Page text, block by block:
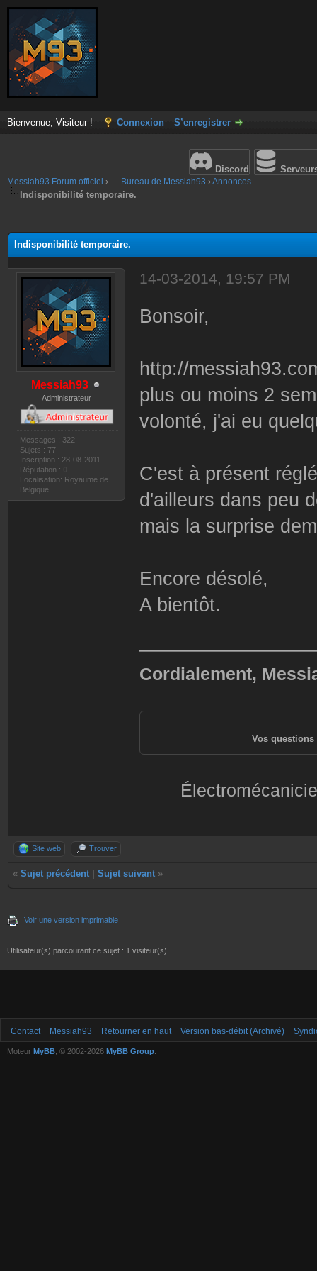
Bienvenue, Visiteur ! Connexion S’enregistrer
Discord
Messiah93 Forum officiel › — Bureau de Messiah93 ›Annonces
Indisponibilité temporaire.
Indisponibilité temporaire.
Messiah93
Administrateur
Messages : 322
Sujets : 77
Inscription : 28-08-2011
Réputation :
Localisation: Royaume de
Belgique
14-03-2014, 19:57 PM
Bonsoir,
http://
plus ou moins 2
volonté, j'ai eu
C'est à présent
d'ailleurs dans peu
mais la surprise
Encore désolé,
A bientôt.
Cordialement,
Vos questions
Site web Trouver
« Sujet précédent Sujet suivant »
Voir une version imprimable
Utilisateur(s) parcourant ce sujet : 1 visiteur(s)
Contact Messiah93 Retourner en haut Version bas-débit (Archivé)
Moteur MyBB , © 2002-2026 MyBB Group